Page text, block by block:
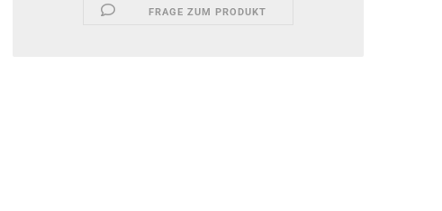
FRAGE ZUM PRODUKT